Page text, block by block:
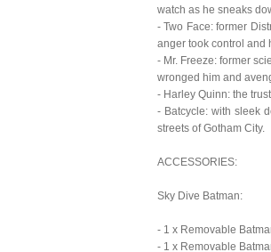
watch as he sneaks
- Two Face: former
anger took control and
- Mr. Freeze: former
wronged him and
- Harley Quinn: the
- Batcycle: with sleek
streets of Gotham City.
ACCESSORIES:
Sky Dive Batman:
- 1 x Removable
- 1 x Removable